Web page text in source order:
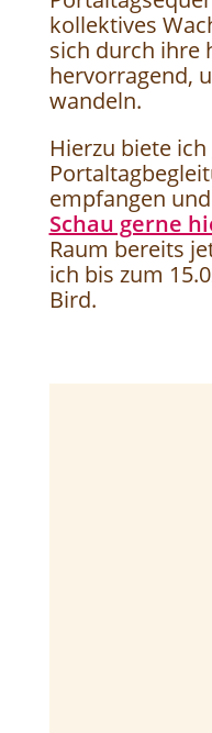
kollektives
sich durch ihre
hervorragend,
wandeln.
Hierzu biete
empfangen
Schau gerne
Raum bereits
ich bis zum
Bird.